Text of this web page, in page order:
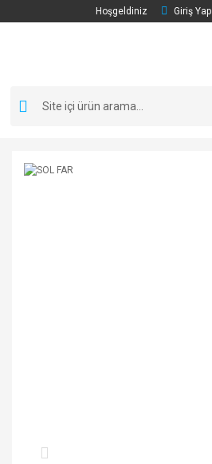
Hoşgeldiniz Giriş Yap